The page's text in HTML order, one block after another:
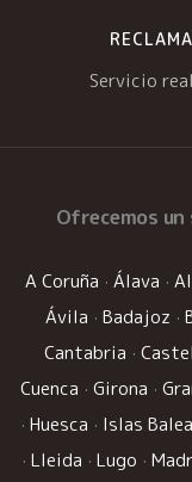
Servicio
Ofrecemos un
A Coruña · Álava ·
Ávila · Badajoz ·
Cantabria ·
Cuenca · Girona ·
· Huesca · Islas
· Lleida · Lugo ·